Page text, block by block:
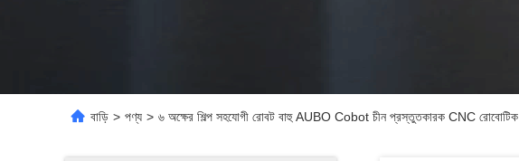
বাড়ি > পণ্য > ৬ অক্ষের শিল্প সহযোগী রোবট বাহু AUBO Cobot চীন প্রস্তুতকারক CNC রোবোটিক